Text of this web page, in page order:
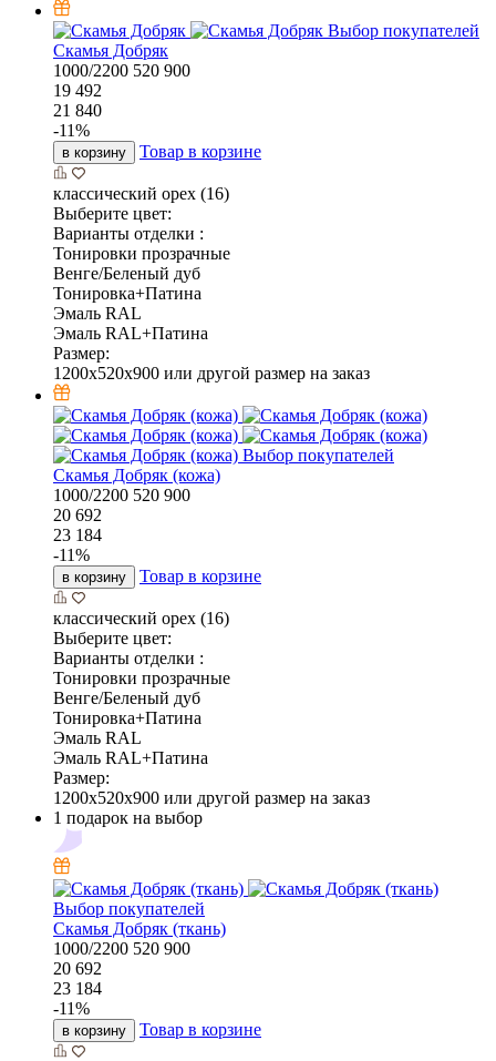
Выбор покупателей
Скамья Добряк
1000/2200 520 900
19 492
21 840
-11%
в корзину Товар в корзине
классический орех (16)
Выберите цвет:
Варианты отделки :
Тонировки прозрачные
Венге/Беленый дуб
Тонировка+Патина
Эмаль RAL
Эмаль RAL+Патина
Размер:
1200x520x900 или другой размер на заказ
Выбор покупателей
Скамья Добряк (кожа)
1000/2200 520 900
20 692
23 184
-11%
в корзину Товар в корзине
классический орех (16)
Выберите цвет:
Варианты отделки :
Тонировки прозрачные
Венге/Беленый дуб
Тонировка+Патина
Эмаль RAL
Эмаль RAL+Патина
Размер:
1200x520x900 или другой размер на заказ
1 подарок на выбор
Выбор покупателей
Скамья Добряк (ткань)
1000/2200 520 900
20 692
23 184
-11%
в корзину Товар в корзине